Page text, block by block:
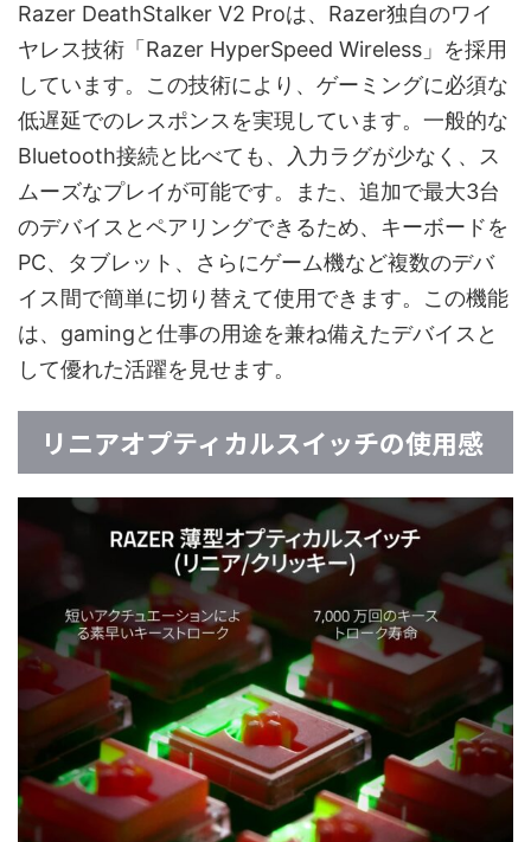
Razer DeathStalker V2 Proは、Razer独自のワイ
ヤレス技術「Razer HyperSpeed Wireless」を採用
しています。この技術により、ゲーミングに必須な
低遅延でのレスポンスを実現しています。一般的な
Bluetooth接続と比べても、入力ラグが少なく、ス
ムーズなプレイが可能です。また、追加で最大3台
のデバイスとペアリングできるため、キーボードを
PC、タブレット、さらにゲーム機など複数のデバ
イス間で簡単に切り替えて使用できます。この機能
は、gamingと仕事の用途を兼ね備えたデバイスと
して優れた活躍を見せます。
リニアオプティカルスイッチの使用感